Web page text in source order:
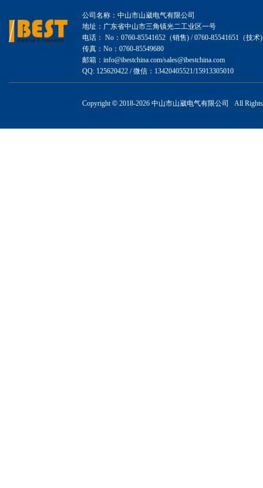
公司名称：中山市山崴电气有限公司
地址：广东省中山市三角镇光二工业区一号
电话： No：0760-85541652（销售) / 0760-85541651（技术)
传真：No：0760-85549680
邮箱：info@ibestchina.com/sales@ibestchina.com
QQ: 125620422 / 微信：13420405521/15913305010
Copyright© 2018-2026 中山市山崴电气有限公司 All Rights